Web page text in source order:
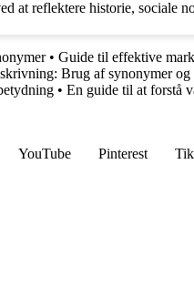
at reflektere historie, sociale
• Guide til effektive
Brug af synonymer og
• En guide til at forstå
YouTube Pinterest